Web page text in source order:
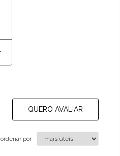
QUERO AVALIAR
ordenar por